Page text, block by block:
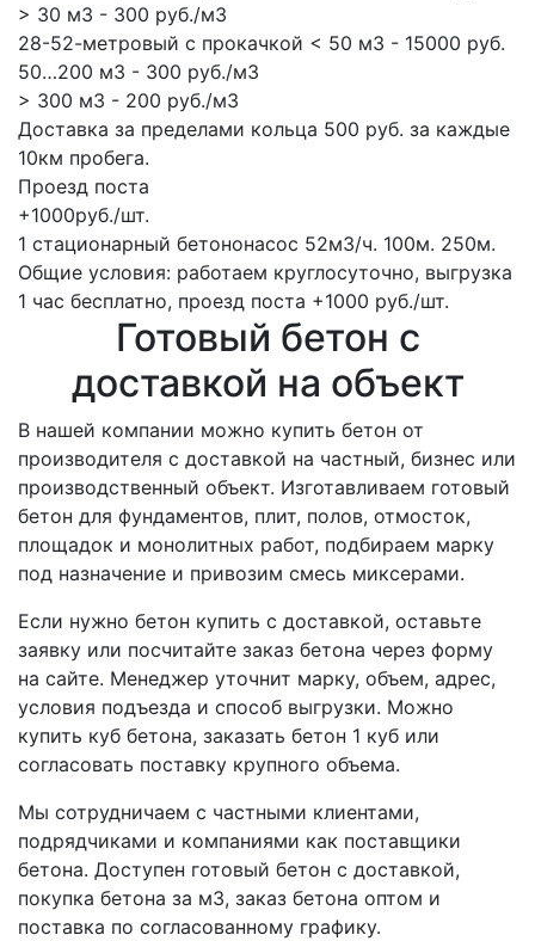
> 30 м3 - 300 руб./м3
28-52-метровый с прокачкой < 50 м3 - 15000 руб.
50…200 м3 - 300 руб./м3
> 300 м3 - 200 руб./м3
Доставка за пределами кольца 500 руб. за каждые
10км пробега.
Проезд поста
+1000руб./шт.
1 стационарный бетононасос 52м3/ч. 100м. 250м.
Общие условия: работаем круглосуточно, выгрузка
1 час бесплатно, проезд поста +1000 руб./шт.
Готовый бетон с
доставкой на объект
В нашей компании можно купить бетон от
производителя с доставкой на частный, бизнес или
производственный объект. Изготавливаем готовый
бетон для фундаментов, плит, полов, отмосток,
площадок и монолитных работ, подбираем марку
под назначение и привозим смесь миксерами.
Если нужно бетон купить с доставкой, оставьте
заявку или посчитайте заказ бетона через форму
на сайте. Менеджер уточнит марку, объем, адрес,
условия подъезда и способ выгрузки. Можно
купить куб бетона, заказать бетон 1 куб или
согласовать поставку крупного объема.
Мы сотрудничаем с частными клиентами,
подрядчиками и компаниями как поставщики
бетона. Доступен готовый бетон с доставкой,
покупка бетона за м3, заказ бетона оптом и
поставка по согласованному графику.